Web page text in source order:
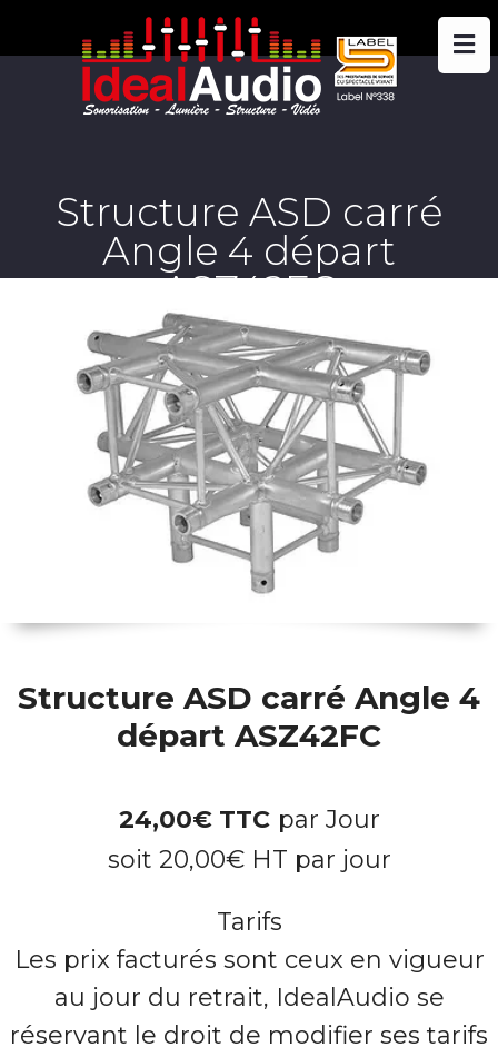
Structure ASD carré
Angle 4 départ
ASZ42FC
Structure ASD carré Angle 4
départ ASZ42FC
24,00€ TTC par Jour
soit 20,00€HT par jour
Tarifs
Les prix facturés sont ceux en vigueur
au jour du retrait, IdealAudio se
réservant le droit de modifier ses tarifs